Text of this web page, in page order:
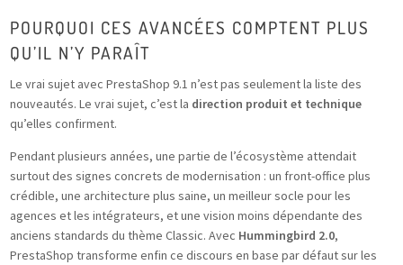
POURQUOI CES AVANCÉES COMPTENT PLUS
QU’IL N’Y PARAÎT
Le vrai sujet avec PrestaShop 9.1 n’est pas seulement la liste des
nouveautés. Le vrai sujet, c’est la direction produit et technique
qu’elles confirment.
Pendant plusieurs années, une partie de l’écosystème attendait
surtout des signes concrets de modernisation : un front-office plus
crédible, une architecture plus saine, un meilleur socle pour les
agences et les intégrateurs, et une vision moins dépendante des
anciens standards du thème Classic. Avec Hummingbird 2.0,
PrestaShop transforme enfin ce discours en base par défaut sur les